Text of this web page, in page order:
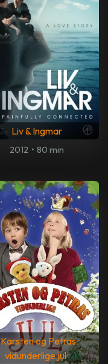
Liv & Ingmar
2012 • 80 min
Karsten og Petras
vidunderlige jul